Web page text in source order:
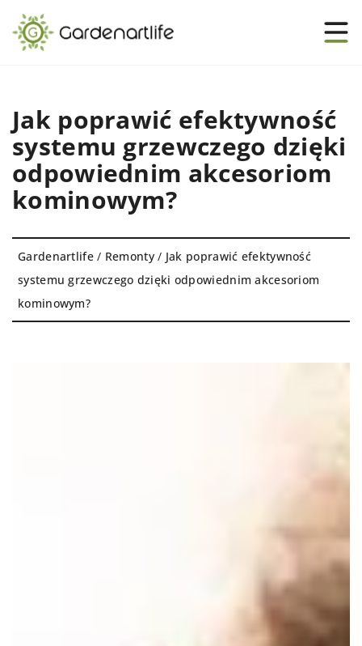
Jak poprawić efektywność
systemu grzewczego dzięki
odpowiednim akcesoriom
kominowym?
Gardenartlife/ Remonty/ Jak poprawić efektywność
systemu grzewczego dzięki odpowiednim akcesoriom
kominowym?